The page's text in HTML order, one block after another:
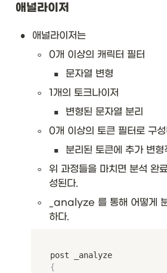
애널라이저
• 애널라이저는
◦ 0개 이상의 캐릭터 필터
▪ 문자열 변형
◦ 1개의 토크나이저
▪ 변형된 문자열 분리
◦ 0개 이상의 토큰 필터로 구성
▪ 분리된 토큰에 추가 변형
◦ 위 과정들을 마치면 분석 완
성된다.
◦
_analyze 를 통해 어떻게
하다.
{